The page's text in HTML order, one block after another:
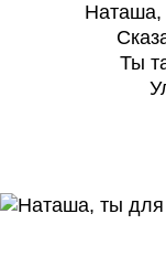
Наташа,
Ты